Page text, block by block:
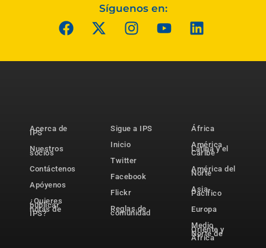
Síguenos en:
Acerca de
IPS
Nuestros
socios
Contáctenos
Apóyenos
¿Quieres
publicar
notas de
IPS?
Sigue a IPS
Inicio
Twitter
Facebook
Flickr
Reglas de
comunidad
África
América
Latina y el
Caribe
América del
Norte
Asia-
Pacífico
Europa
Medio
Oriente y
Norte de
África